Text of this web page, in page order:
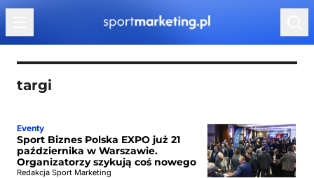
Przejdź do treści
targi
Eventy
Sport Biznes Polska EXPO już 21
października w Warszawie.
Organizatorzy szykują coś nowego
Redakcja Sport Marketing